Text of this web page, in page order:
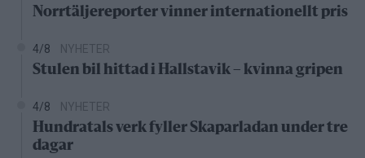
Norrtäljereporter vinner internationellt pris
4/8 NYHETER
Stulen bil hittad i Hallstavik – kvinna gripen
4/8 NYHETER
Hundratals verk fyller Skaparladan under tre
dagar